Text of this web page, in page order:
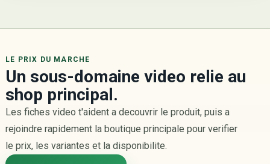
LE PRIX DU MARCHE
Un sous-domaine video relie au
shop principal.
Les fiches video t'aident a decouvrir le produit, puis a
rejoindre rapidement la boutique principale pour verifier
le prix, les variantes et la disponibilite.